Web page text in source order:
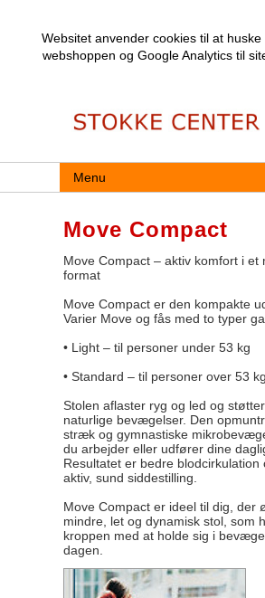
Websitet anvender cookies til at
webshoppen og Google Analytics til
Menu
Move Compact
Move Compact – aktiv komfort i et
format
Move Compact er den kompakte
Varier Move og fås med to typer
• Light – til personer under 53 kg
• Standard – til personer over 53 kg
Stolen aflaster ryg og led og
naturlige bevægelser. Den
stræk og gymnastiske
du arbejder eller udfører dine
Resultatet er bedre blodcirkulation
aktiv, sund siddestilling.
Move Compact er ideel til dig, der
mindre, let og dynamisk stol, som
kroppen med at holde sig i
dagen.